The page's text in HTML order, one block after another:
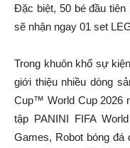
Đặc biệt, 50 bé đầu tiên
sẽ nhận ngay 01 set
Trong khuôn khổ sự
giới thiệu nhiều dòng
Cup™ World Cup 2026
tập PANINI FIFA
Games, Robot bóng đá